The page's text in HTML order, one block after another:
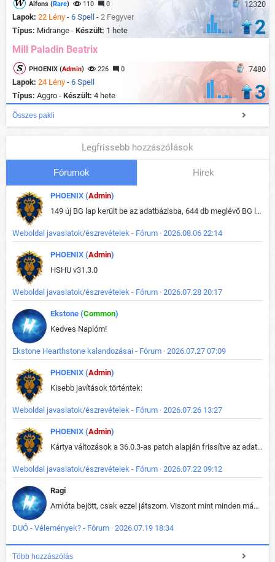
12320
Alfons (Rare) 110 0
Lapok: 22 Lény - 6 Spell - 2 Fegyver
Típus: Midrange - Készült: 1 hete 2
Mill Paladin Beatrix
7480
PHOENIX (Admin) 226 0
Lapok: 24 Lény - 6 Spell
Típus: Aggro - Készült: 4 hete 3
Összes pakli
Legfrissebb hozzászólások
Fórumok Hirek
PHOENIX (Admin)
149 új BG lap került be az adatbázisba, 644 db meglévő BG lap módosult, bekerültek az új képek a megváltozott lapokhoz is.
Weboldal javaslatok/észrevételek - Fórum · 2026.08.06 22:14
PHOENIX (Admin)
HSHU v31.3.0
Weboldal javaslatok/észrevételek - Fórum · 2026.07.28 20:17
Ekstone (Common)
Kedves Naplóm!
Ekstone Hearthstone kalandozásai - Fórum · 2026.07.27 07:09
PHOENIX (Admin)
Kisebb javítások történtek:
Weboldal javaslatok/észrevételek - Fórum · 2026.07.26 13:27
PHOENIX (Admin)
Kártya változások a 36.0.3-as patch alapján frissítve az adatbázisban (képek is cserélve).
Weboldal javaslatok/észrevételek - Fórum · 2026.07.22 09:12
Ragi
Amióta bejött, csak ezzel játszom. Viszont mint minden más - akár az alapjáték is, ez is baromira összetett lett. Néha már pár kör után is esélytelen az egész. Vagy irreállisan túltápol valaki, vagy lelép a partner, vagy csak hülye mint a segg. És amikor eljönne az én időm, na akkor jön el mindenki másé is. Engem jobban érdekelne, hogy ki milyen ratingen szokott játszani. Na ez lenne egy érdekes adat.
DUÓ - Vélemények? - Fórum · 2026.07.19 18:34
Több hozzászólás